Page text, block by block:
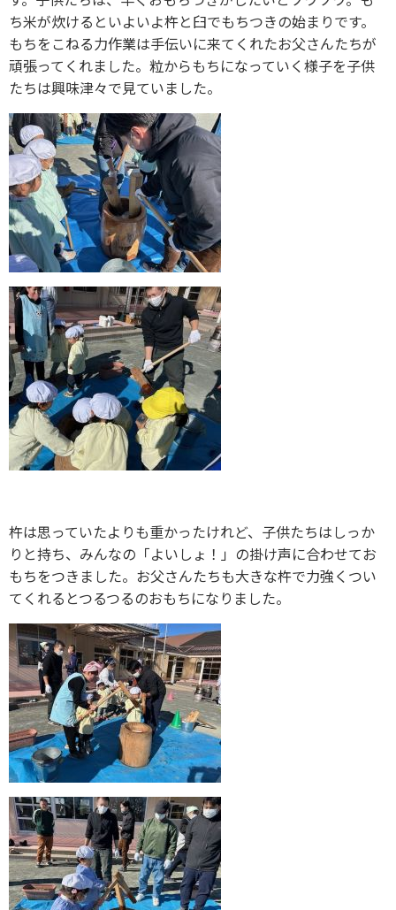
ち米が炊けるといよいよ杵と臼でもちつきの始まりです。
もちをこねる力作業は手伝いに来てくれたお父さんたちが
頑張ってくれました。粒からもちになっていく様子を子供
たちは興味津々で見ていました。
杵は思っていたよりも重かったけれど、子供たちはしっか
りと持ち、みんなの「よいしょ！」の掛け声に合わせてお
もちをつきました。お父さんたちも大きな杵で力強くつい
てくれるとつるつるのおもちになりました。